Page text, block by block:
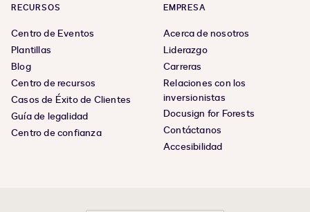
RECURSOS
Centro de Eventos
Plantillas
Blog
Centro de recursos
Casos de Éxito de Clientes
Guía de legalidad
Centro de confianza
EMPRESA
Acerca de nosotros
Liderazgo
Carreras
Relaciones con los
inversionistas
Docusign for Forests
Contáctanos
Accesibilidad